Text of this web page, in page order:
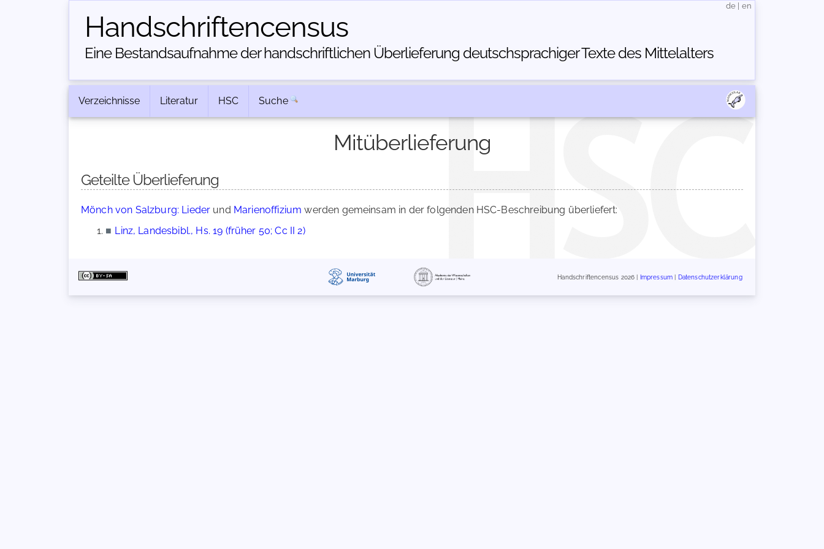
Handschriften­census
Eine Bestandsaufnahme der handschriftlichen Über­lieferung deutschsprachiger Texte des Mittelalters
de en
Verzeichnisse Literatur HSC Suche
Mitüberlieferung
Geteilte Überlieferung
Mönch von Salzburg: Lieder und Marienoffizium werden gemeinsam in der folgenden HSC-Beschreibung überliefert:
■ Linz, Landesbibl., Hs. 19 (früher 50; Cc II 2)
Handschriftencensus 2026 | Impressum Datenschutzerklärung